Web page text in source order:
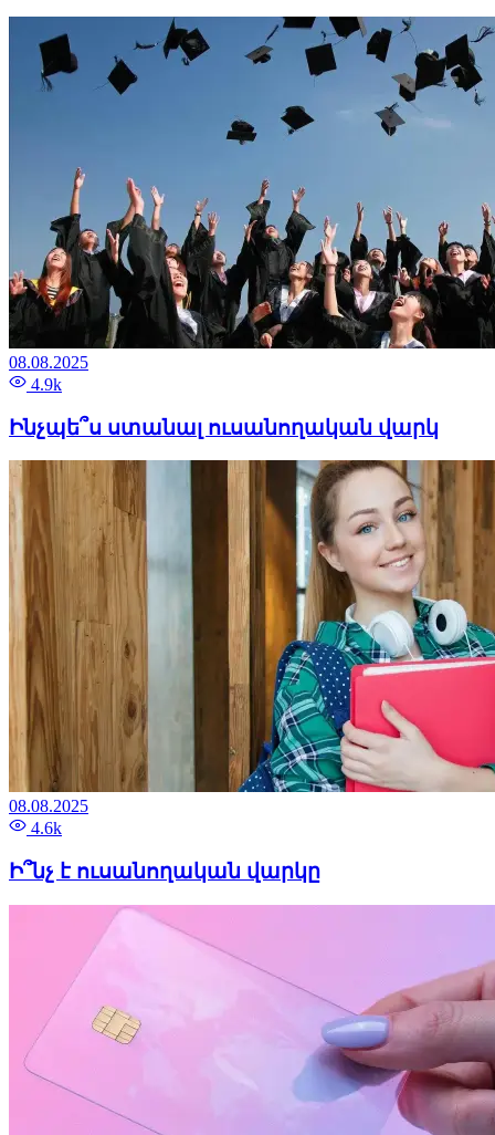
08.08.2025
4.9k
Ինչպե՞ս ստանալ ուսանողական վարկ
08.08.2025
4.6k
Ի՞նչ է ուսանողական վարկը